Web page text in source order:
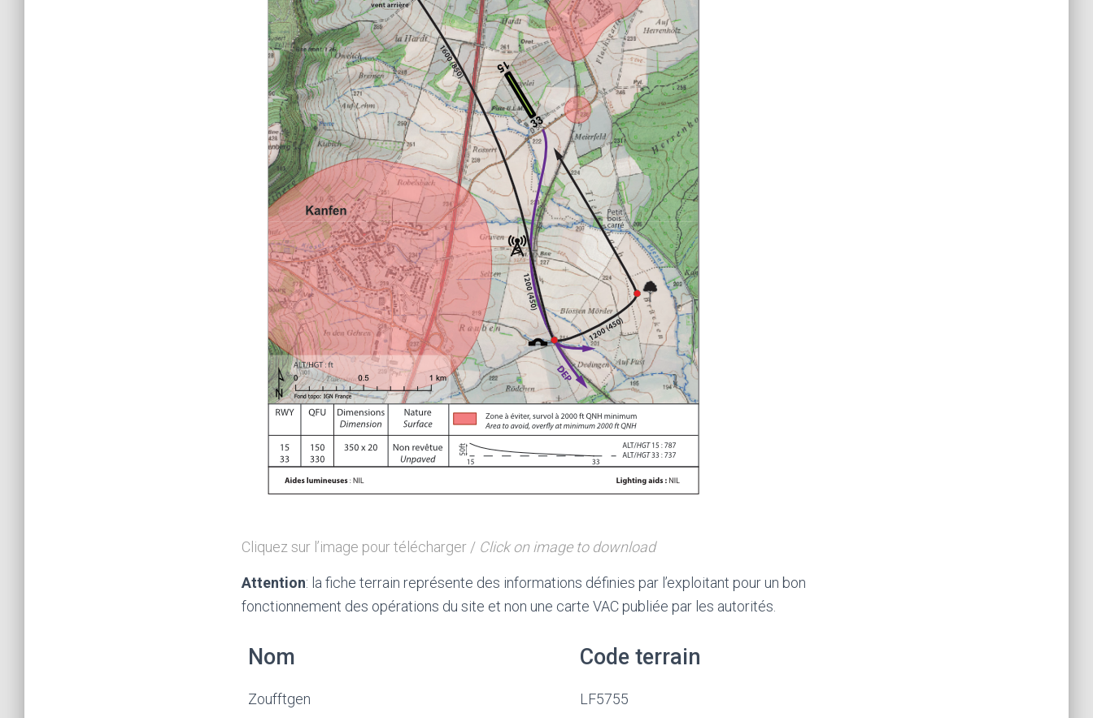
Cliquez sur l’image pour télécharger / Click on image to download
Attention: la fiche terrain représente des informations définies par l’exploitant pour un bon
fonctionnement des opérations du site et non une carte VAC publiée par les autorités.
Nom
Zoufftgen
Code terrain
LF5755